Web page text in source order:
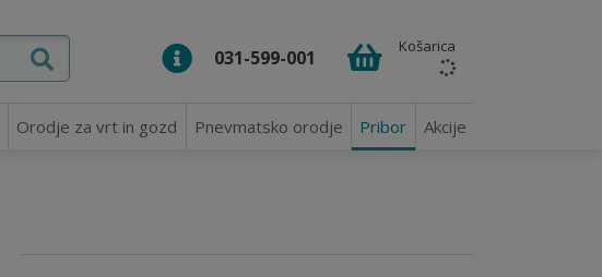
031-599-001 Košarica
Orodje za vrt in gozd Pnevmatsko orodje Pribor Akcije